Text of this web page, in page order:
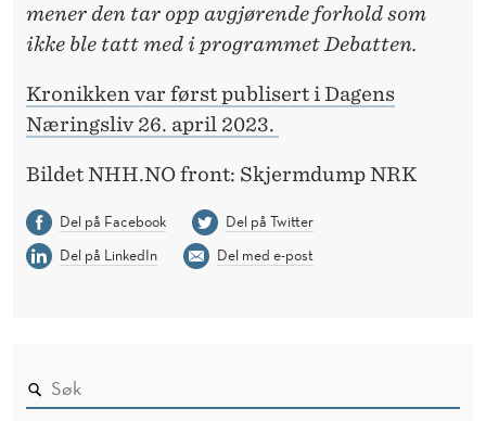
mener den tar opp avgjørende forhold som
ikke ble tatt med i programmet Debatten.
Kronikken var først publisert i Dagens
Næringsliv 26. april 2023.
Bildet NHH.NO front: Skjermdump NRK
Del på Facebook
Del på Twitter
Del på LinkedIn
Del med e-post